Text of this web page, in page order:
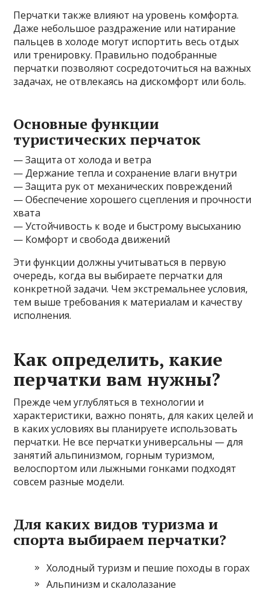
Перчатки также влияют на уровень комфорта.
Даже небольшое раздражение или натирание
пальцев в холоде могут испортить весь отдых
или тренировку. Правильно подобранные
перчатки позволяют сосредоточиться на важных
задачах, не отвлекаясь на дискомфорт или боль.
Основные функции
туристических перчаток
— Защита от холода и ветра
— Держание тепла и сохранение влаги внутри
— Защита рук от механических повреждений
— Обеспечение хорошего сцепления и прочности
хвата
— Устойчивость к воде и быстрому высыханию
— Комфорт и свобода движений
Эти функции должны учитываться в первую
очередь, когда вы выбираете перчатки для
конкретной задачи. Чем экстремальнее условия,
тем выше требования к материалам и качеству
исполнения.
Как определить, какие
перчатки вам нужны?
Прежде чем углубляться в технологии и
характеристики, важно понять, для каких целей и
в каких условиях вы планируете использовать
перчатки. Не все перчатки универсальны — для
занятий альпинизмом, горным туризмом,
велоспортом или лыжными гонками подходят
совсем разные модели.
Для каких видов туризма и
спорта выбираем перчатки?
Холодный туризм и пешие походы в горах
Альпинизм и скалолазание